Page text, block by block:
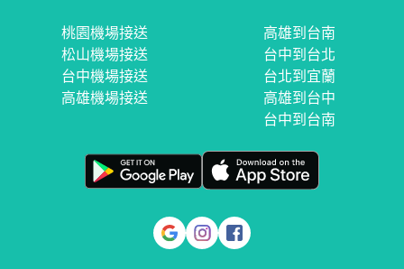
桃園機場接送
松山機場接送
台中機場接送
高雄機場接送
高雄到台南
台中到台北
台北到宜蘭
高雄到台中
台中到台南